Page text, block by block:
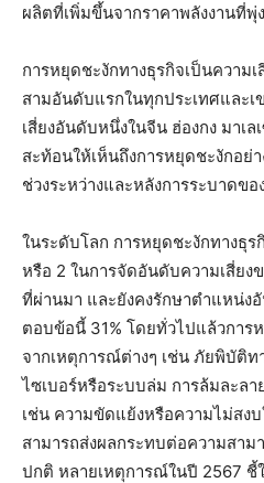
ผลิตที่เพิ่มขึ้นจากราคาพลังงานที่พุ่
การหยุดชะงักทางธุรกิจเป็นความ
สามอันดับแรกในทุกประเทศและเ
เสี่ยงอันดับหนึ่งในจีน ฮ่องกง มาเล
สะท้อนให้เห็นถึงการหยุดชะงักอย่
ช่วงระหว่างและหลังการระบาดขอ
ในระดับโลก การหยุดชะงักทางธุร
หรือ 2 ในการจัดอันดับความเสี่ย
ที่ผ่านมา และยังคงรักษาตำแหน่ง
ตอบข้อนี้ 31% โดยทั่วไปแล้วการ
จากเหตุการณ์ต่างๆ เช่น ภัยพิบัติท
ไซเบอร์หรือระบบล่ม การล้มละลา
เช่น ความขัดแย้งหรือความไม่สง
สามารถส่งผลกระทบต่อความสาม
ปกติ หลายเหตุการณ์ในปี 2567 ชี้